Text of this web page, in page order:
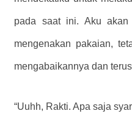
pada saat ini. Aku akan
mengenakan pakaian,
mengabaikannya dan
“Uuhh, Rakti. Apa saja